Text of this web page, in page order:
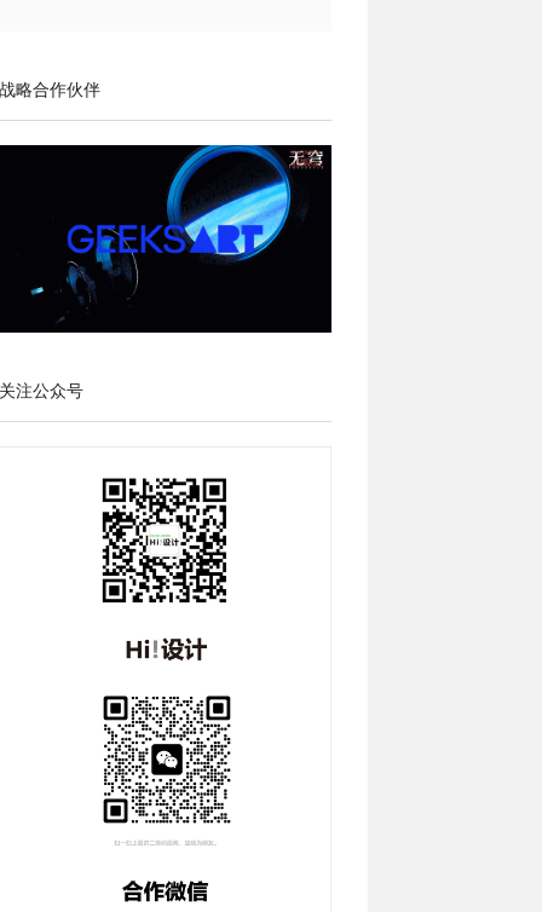
略合作伙伴
注公众号